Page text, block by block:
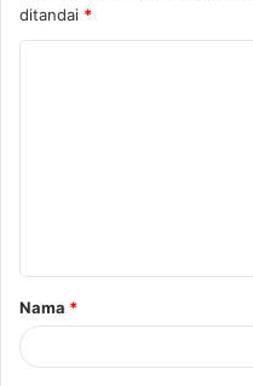
ditandai *
a
r
Nama *